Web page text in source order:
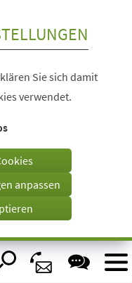
Sie sich damit
verwendet.
anpassen